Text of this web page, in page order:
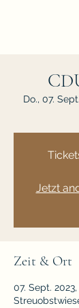
Do., 07. Sept.
Jetzt
Zeit & Ort
07. Sept. 2023,